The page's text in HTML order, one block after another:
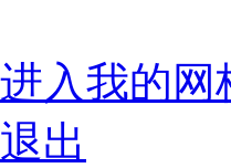
进入我的网
退出